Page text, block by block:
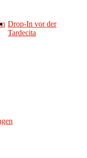
Drop-In vor der
Tardecita